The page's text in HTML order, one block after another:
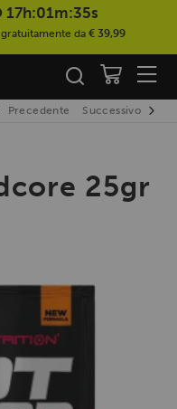
17h:01m:34s
da € 39,99
Precedente Successivo
25gr